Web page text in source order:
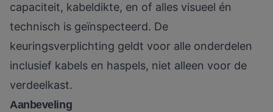
capaciteit, kabeldikte, en of alles visueel én
technisch is geïnspecteerd. De
keuringsverplichting geldt voor alle onderdelen
inclusief kabels en haspels, niet alleen voor de
verdeelkast.
Aanbeveling